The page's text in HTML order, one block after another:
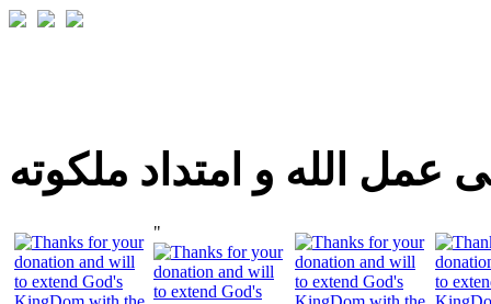
عمل الله و امتداد ملكوته
"